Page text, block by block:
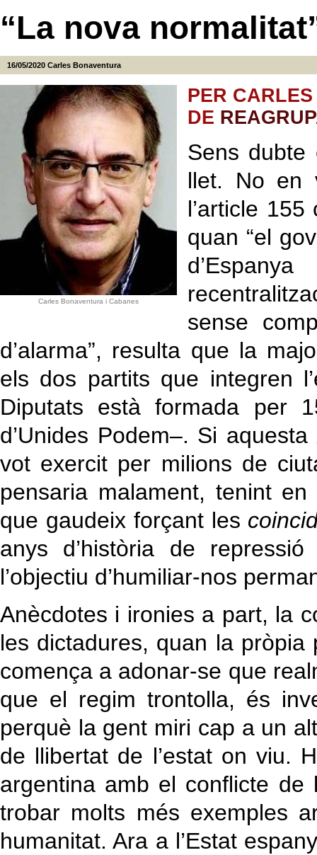
“La nova
16/05/2020 Carles Bonaventura
Carles Bonaventura i Cabanes
PER
DE
Sens dubte
llet. No en
l’article
quan “el
sense
d’alarma”, resulta que la
els dos partits que integren
Diputats està formada per
d’Unides Podem–. Si
vot exercit per milions de
pensaria malament, tenint
que gaudeix forçant les
anys d’història de
l’objectiu d’humiliar-nos
Anècdotes i ironies a part, la
les dictadures, quan la pròpia
comença a adonar-se que
que el regim trontolla, és
perquè la gent miri cap a un
de llibertat de l’estat on viu.
argentina amb el conflicte
trobar molts més exemples
humanitat. Ara a l’Estat